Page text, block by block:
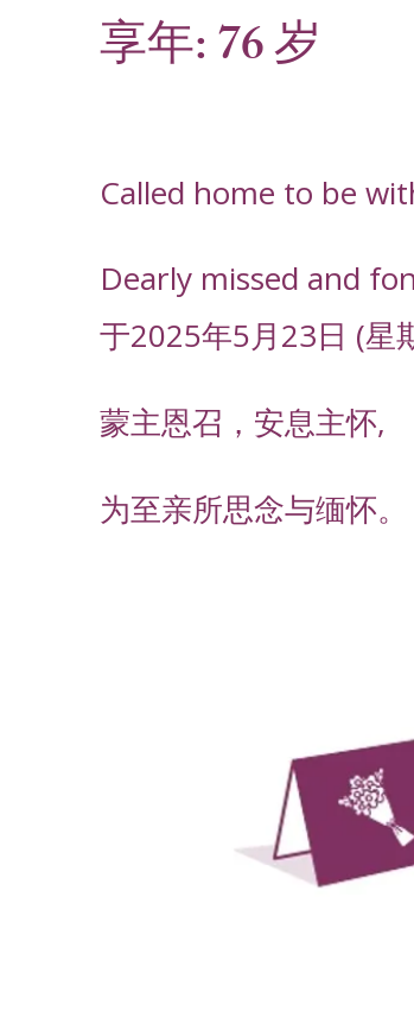
享年: 76 岁
Called home to be
Dearly missed and
于2025年5月23日 (星
蒙主恩召，安息主怀,
为至亲所思念与缅怀。